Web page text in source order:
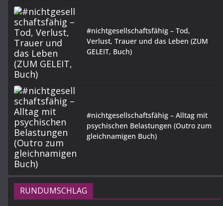
#nichtgesellschaftsfähig – Tod,
Verlust, Trauer und das Leben (ZUM
GELEIT, Buch)
#nichtgesellschaftsfähig – Alltag mit
psychischen Belastungen (Outro zum
gleichnamigen Buch)
RUNDUMSCHLAG